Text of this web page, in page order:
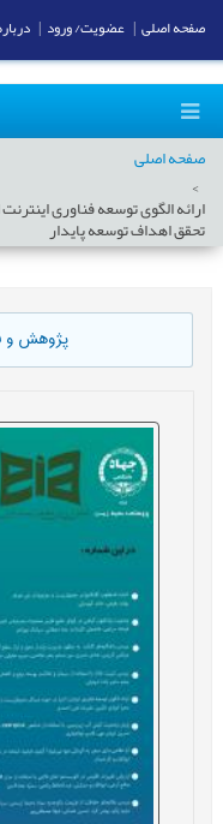
صفحه اصلی
ارائه الگوی توسعه فناوری
تحقق اهداف توسعه پایدار
پژوهش و
صفحه اصلی عضویت/ ورود